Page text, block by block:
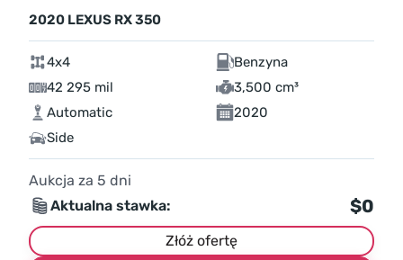
2020 LEXUS RX 350
4x4
Benzyna
42 295 mil
3,500 cm³
Automatic
2020
Side
Aukcja za 5 dni
Aktualna stawka:
$0
Złóż ofertę